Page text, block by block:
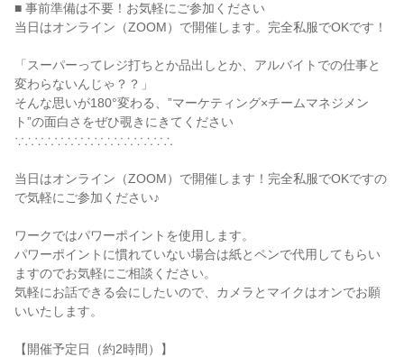
■ 事前準備は不要！お気軽にご参加ください
当日はオンライン（ZOOM）で開催します。完全私服でOKです！
「スーパーってレジ打ちとか品出しとか、アルバイトでの仕事と
変わらないんじゃ？？」
そんな思いが180°変わる、”マーケティング×チームマネジメン
ト”の面白さをぜひ覗きにきてください
∵∴∵∴∵∴∵∴∵∴∵∴∵∴∵∴
当日はオンライン（ZOOM）で開催します！完全私服でOKですの
で気軽にご参加ください♪
ワークではパワーポイントを使用します。
パワーポイントに慣れていない場合は紙とペンで代用してもらい
ますのでお気軽にご相談ください。
気軽にお話できる会にしたいので、カメラとマイクはオンでお願
いいたします。
【開催予定日（約2時間）】